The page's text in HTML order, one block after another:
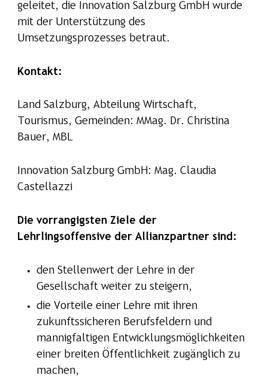
geleitet, die Innovation Salzburg GmbH wurde
mit der Unterstützung des
Umsetzungsprozesses betraut.
Kontakt:
Land Salzburg, Abteilung Wirtschaft,
Tourismus, Gemeinden: MMag. Dr. Christina
Bauer, MBL
Innovation Salzburg GmbH: Mag. Claudia
Castellazzi
Die vorrangigsten Ziele der
Lehrlingsoffensive der Allianzpartner sind:
den Stellenwert der Lehre in der
Gesellschaft weiter zu steigern,
die Vorteile einer Lehre mit ihren
zukunftssicheren Berufsfeldern und
mannigfaltigen Entwicklungsmöglichkeiten
einer breiten Öffentlichkeit zugänglich zu
machen,